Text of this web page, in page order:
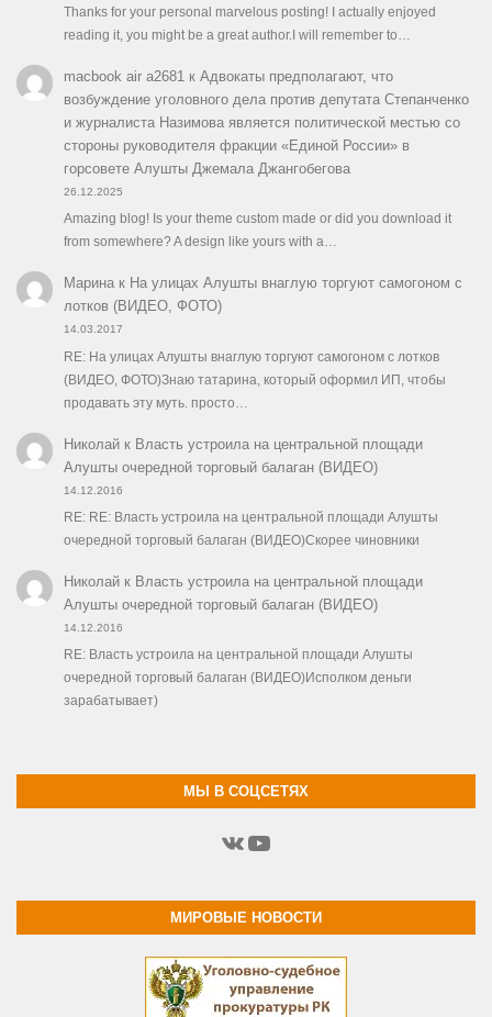
Thanks for your personal marvelous posting! I actually enjoyed
reading it, you might be a great author.I will remember to…
macbook air a2681к Адвокаты предполагают, что
возбуждение уголовного дела против депутата Степанченко
и журналиста Назимова является политической местью со
стороны руководителя фракции «Единой России» в
горсовете Алушты Джемала Джангобегова
26.12.2025
Amazing blog! Is your theme custom made or did you download it
from somewhere? A design like yours with a…
Маринак На улицах Алушты внаглую торгуют самогоном с
лотков (ВИДЕО, ФОТО)
14.03.2017
RE: На улицах Алушты внаглую торгуют самогоном с лотков
(ВИДЕО, ФОТО)Знаю татарина, который оформил ИП, чтобы
продавать эту муть. просто…
Николайк Власть устроила на центральной площади
Алушты очередной торговый балаган (ВИДЕО)
14.12.2016
RE: RE: Власть устроила на центральной площади Алушты
очередной торговый балаган (ВИДЕО)Скорее чиновники
Николайк Власть устроила на центральной площади
Алушты очередной торговый балаган (ВИДЕО)
14.12.2016
RE: Власть устроила на центральной площади Алушты
очередной торговый балаган (ВИДЕО)Исполком деньги
зарабатывает)
МЫ В СОЦСЕТЯХ
ВКонтакте
YouTube
МИРОВЫЕ НОВОСТИ